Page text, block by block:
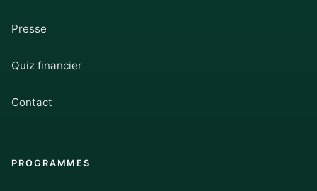
Presse
Quiz financier
Contact
PROGRAMMES